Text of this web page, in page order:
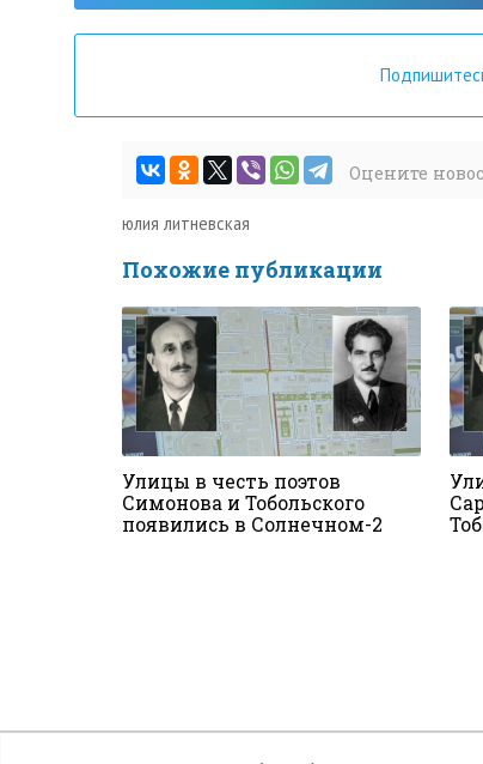
Оцените
юлия литневская
Похожие публикации
Улицы в честь поэтов
Симонова и Тобольского
появились в Солнечном-2